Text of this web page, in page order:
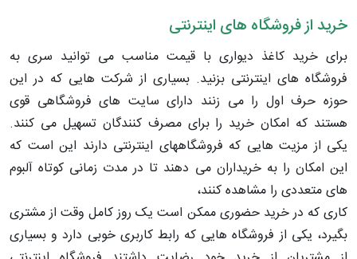
خرید از فروشگاه های اینترنتی
برای خرید کاغذ دیواری با قیمت مناسب می توانید سری به
فروشگاه های اینترنتی بزنید. بسیاری از شرکت هایی که در این
حوزه حرف اول را می زنند دارای سایت های فروشگاهی قوی
هستند که امکان خرید را برای مصرف کنندگان تسهیل می کنند.
یکی از مزیت هایی که فروشگاههای اینترنتی دارند این است که
این امکان را به خریداران می دهند تا در مدت زمانی کوتاه آلبوم
های متعددی را مشاهده کنند،
کاری که در خرید حضوری ممکن است یک روز کامل وقت از مشتری
بگیرد، یکی از فروشگاه هایی که رابط کاربری خوبی دارد و بسیاری